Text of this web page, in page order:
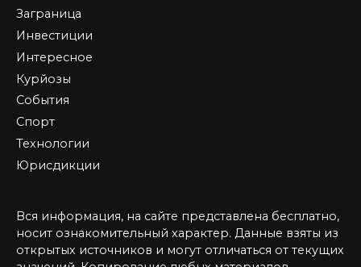
Заграница
Инвестиции
Интересное
Курйозы
События
Спорт
Технологии
Юрисдикции
Вся информация, на сайте представлена бесплатно,
носит ознакомительный характер. Данные взяты из
открытых источников и могут отличаться от текущих